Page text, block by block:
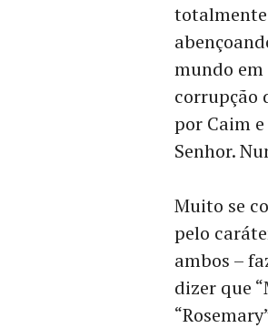
totalmente
mundo em
corrupção
por Caim
Senhor.
Muito se
pelo
ambos –
dizer que